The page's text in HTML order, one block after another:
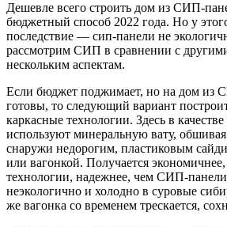
Дешевле всего строить дом из СИП-
бюджетный способ 2022 года. Но у
последствие — сип-панели не
рассмотрим СИП в сравнении с
нескольким аспектам.
Если бюджет поджимает, но на дом из
готовы, то следующий вариант
каркасные технологии. Здесь в
используют минеральную вату,
снаружи недорогим, пластиковым
или вагонкой. Получается
технологии, надежнее, чем СИП-
неэкологично и холодно в суровые
же вагонка со временем трескается,